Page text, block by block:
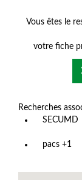
Vous êtes le
votre fiche
Recherches
SECUMD
pacs +1